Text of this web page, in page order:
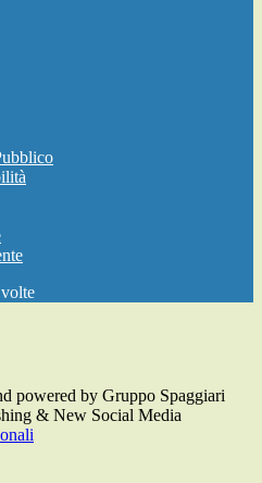
volte
powered by Gruppo Spaggiari
& New Social Media